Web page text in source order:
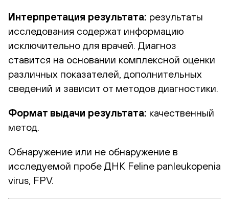
Интерпретация результата: результаты
исследования содержат информацию
исключительно для врачей. Диагноз
ставится на основании комплексной оценки
различных показателей, дополнительных
сведений и зависит от методов диагностики.
Формат выдачи результата: качественный
метод.
Обнаружение или не обнаружение в
исследуемой пробе ДНК Feline panleukopenia
virus, FPV.